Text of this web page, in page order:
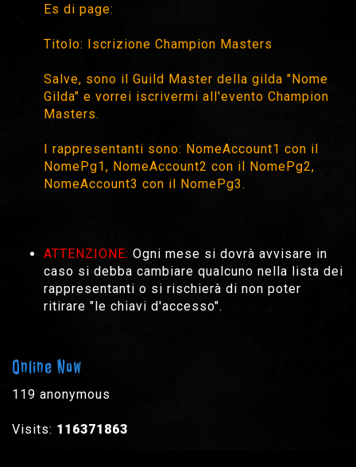
Es di page:
Titolo: Iscrizione Champion Masters
Salve, sono il Guild Master della gilda "Nome
Gilda" e vorrei iscrivermi all'evento Champion
Masters.
I rappresentanti sono: NomeAccount1 con il
NomePg1, NomeAccount2 con il NomePg2,
NomeAccount3 con il NomePg3.
ATTENZIONE: Ogni mese si dovrà avvisare in
caso si debba cambiare qualcuno nella lista dei
rappresentanti o si rischierà di non poter
ritirare "le chiavi d'accesso".
Online Now
119 anonymous
Visits: 116371863